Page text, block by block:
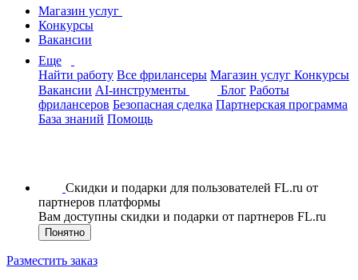
Магазин услуг
Конкурсы
Вакансии
Еще
Найти работу Все фрилансеры Магазин услуг Конкурсы
Вакансии AI-инструменты Блог Работы
фрилансеров Безопасная сделка Партнерская программа
База знаний Помощь
Скидки и подарки для пользователей FL.ru от
партнеров платформы
Вам доступны скидки и подарки от партнеров FL.ru
Понятно
Разместить заказ